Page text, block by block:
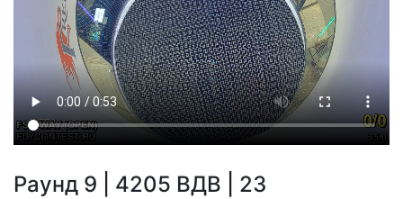
Раунд 9 | 4205 ВДВ | 23